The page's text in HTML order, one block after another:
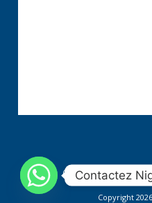
Conditions générales
Copyright
Contactez